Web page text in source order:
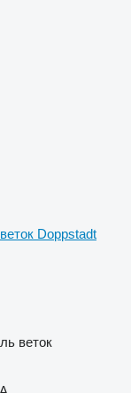
Doppstadt
веток